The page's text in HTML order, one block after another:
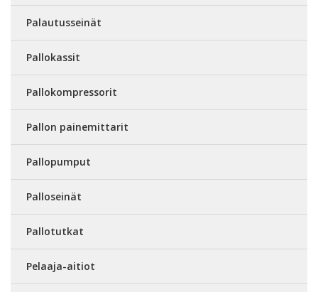
Palautusseinät
Pallokassit
Pallokompressorit
Pallon painemittarit
Pallopumput
Palloseinät
Pallotutkat
Pelaaja-aitiot